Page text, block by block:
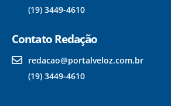
(19) 3449-4610
Contato Redação
redacao@portalveloz.com.br
(19) 3449-4610